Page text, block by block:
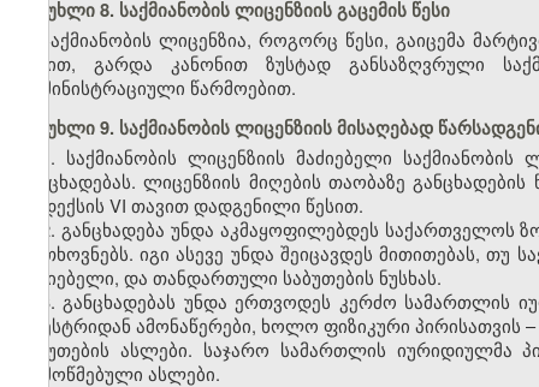
მუხლი 8. საქმიანობის ლიცენზიის გაცემის წესი
საქმიანობის ლიცენზია, როგორც წესი, გაიცემა
წესით, გარდა კანონით ზუსტად განსაზღვრული
ადმინისტრაციული წარმოებით.
მუხლი 9. საქმიანობის ლიცენზიის მისაღებად
1. საქმიანობის ლიცენზიის მაძიებელი
განცხადებას. ლიცენზიის მიღების თაობაზე
კოდექსის VI თავით დადგენილი წესით.
2. განცხადება უნდა აკმაყოფილებდეს საქართველოს
მოთხოვნებს. იგი ასევე უნდა შეიცავდეს მითითებას,
მაძიებელი, და თანდართული საბუთების ნუსხას.
3. განცხადებას უნდა ერთვოდეს კერძო სამართლის
რეესტრიდან ამონაწერები, ხოლო ფიზიკური
საბუთების ასლები. საჯარო სამართლის იურიდიულმა
დამოწმებული ასლები.